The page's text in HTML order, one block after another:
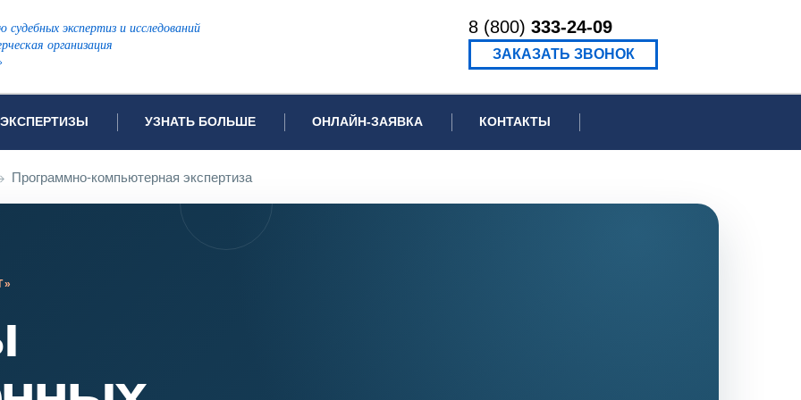
экспертиз и исследований
организация
8 (800) 333-24-09
ЗАКАЗАТЬ ЗВОНОК
ЭКСПЕРТИЗЫ
проводимых экспертиз
Автотехническая экспертиза
экспертиза
экспертиза
УЗНАТЬ БОЛЬШЕ
Примеры выполненных экспертиз
Видео
Частые вопросы
Законодательная база
ОНЛАЙН-ЗАЯВКА
Заявка на проведение экспертизы
КОНТАКТЫ
Программно-компьютерная экспертиза